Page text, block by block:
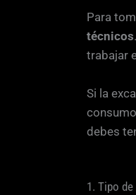
Para
técnicos
trabajar
Si la
debes
1. Tipo